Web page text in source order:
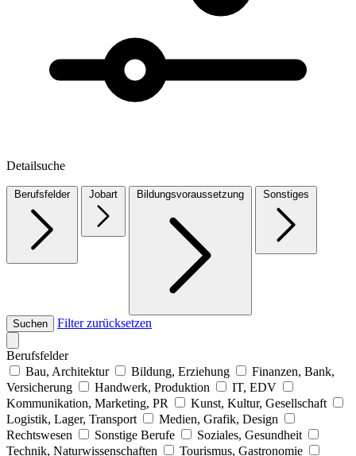
Detailsuche
Berufsfelder Jobart Bildungsvoraussetzung Sonstiges
Suchen Filter zurücksetzen
Berufsfelder
Bau, Architektur
Bildung, Erziehung
Finanzen, Bank,
Versicherung
Handwerk, Produktion
IT, EDV
Kommunikation, Marketing, PR
Kunst, Kultur, Gesellschaft
Logistik, Lager, Transport
Medien, Grafik, Design
Rechtswesen
Sonstige Berufe
Soziales, Gesundheit
Technik, Naturwissenschaften
Tourismus, Gastronomie